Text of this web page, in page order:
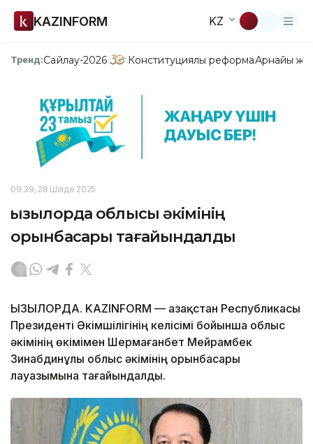
KAZINFORM KZ
Тренд:Сайлау-2026 Конституциялық реформаАрнайы
09:39, 28 Шілде 2025
Қызылорда облысы әкімінің
орынбасары тағайындалды
ҚЫЗЫЛОРДА. KAZINFORM — Қазақстан Республикасы
Президенті Әкімшілігінің келісімі бойынша облыс
әкімінің өкімімен Шермағанбет Мейрамбек
Зинабдинұлы облыс әкімінің орынбасары
лауазымына тағайындалды.